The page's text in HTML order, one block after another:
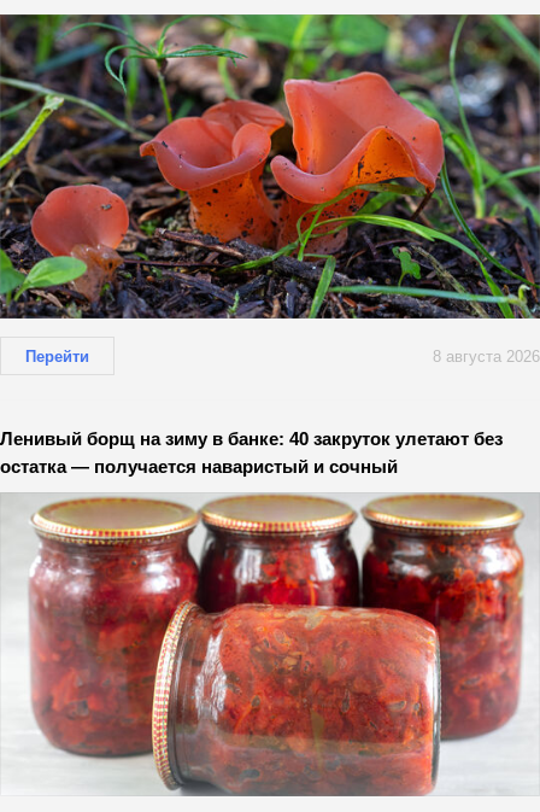
Перейти 8 августа 2026
Ленивый борщ на зиму в банке: 40 закруток улетают без
остатка — получается наваристый и сочный